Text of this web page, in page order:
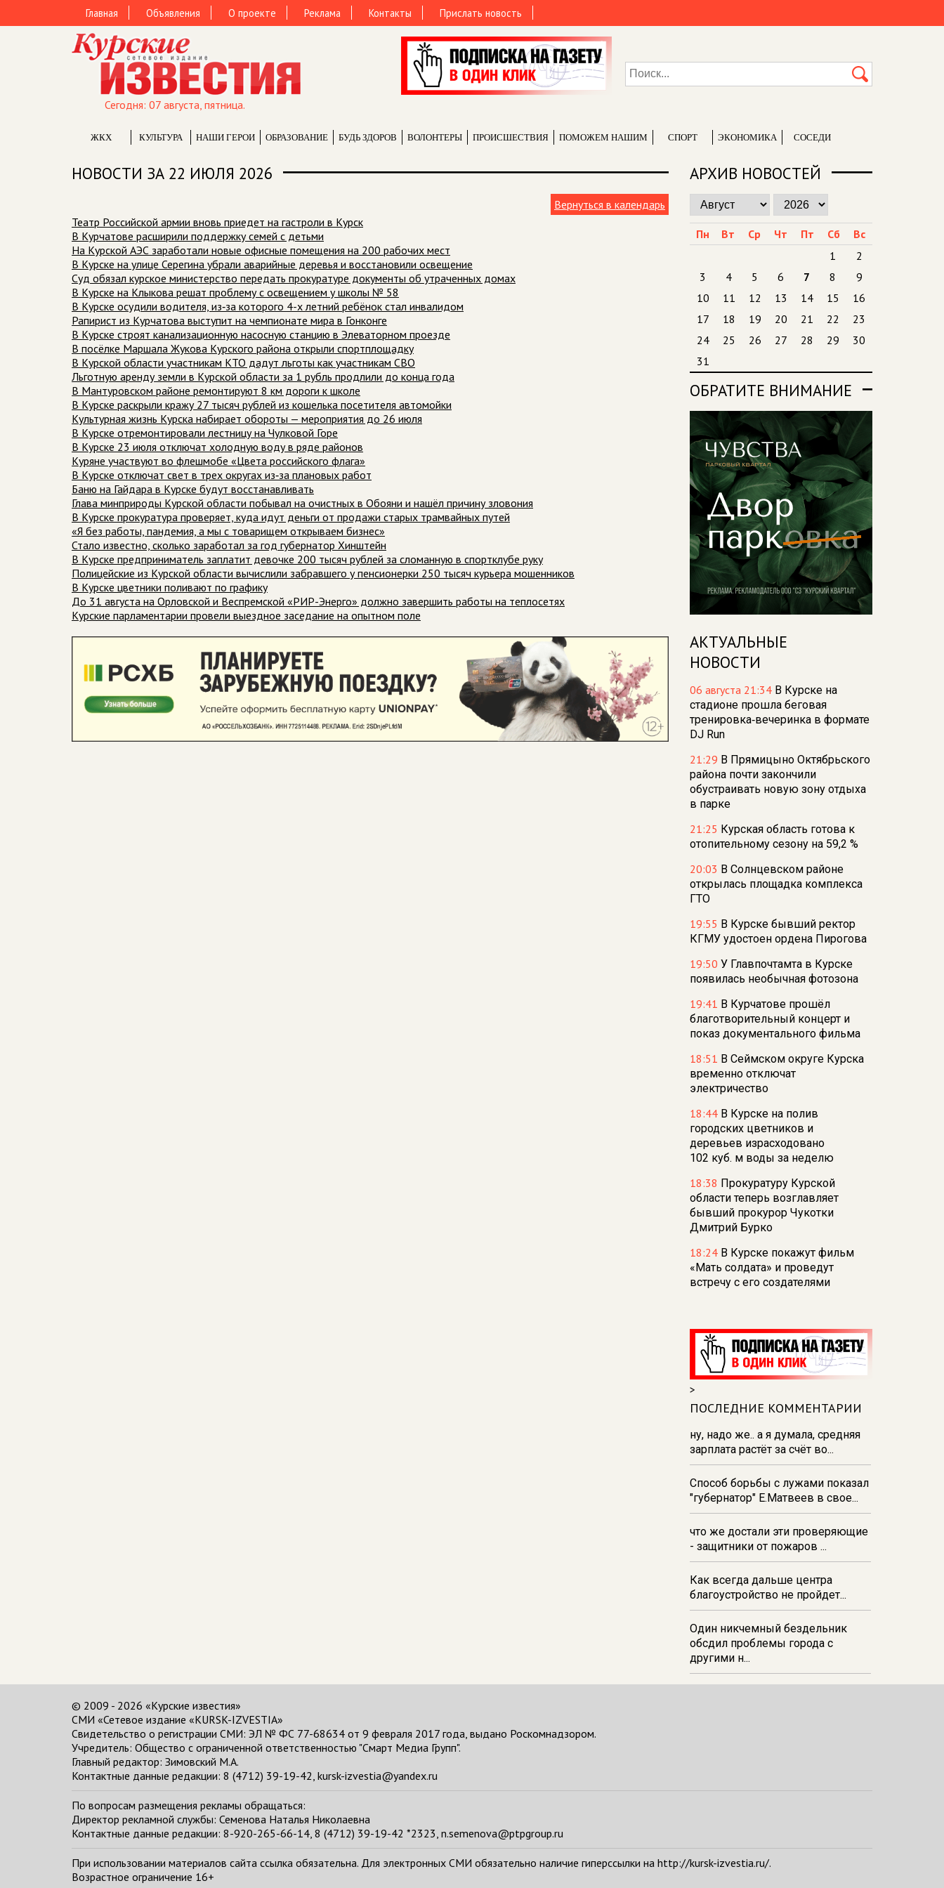
Главная Объявления О проекте Реклама Контакты Прислать новость
Сегодня: 07 августа, пятница.
ЖКХ КУЛЬТУРА НАШИ ГЕРОИ ОБРАЗОВАНИЕ БУДЬ ЗДОРОВ ВОЛОНТЕРЫ ПРОИCШЕСТВИЯ ПОМОЖЕМ НАШИМ СПОРТ ЭКОНОМИКА СОСЕДИ
НОВОСТИ ЗА 22 ИЮЛЯ 2026
Вернуться в календарь
Театр Российской армии вновь приедет на гастроли в Курск
В Курчатове расширили поддержку семей с детьми
На Курской АЭС заработали новые офисные помещения на 200 рабочих мест
В Курске на улице Серегина убрали аварийные деревья и восстановили освещение
Суд обязал курское министерство передать прокуратуре документы об утраченных домах
В Курске на Клыкова решат проблему с освещением у школы № 58
В Курске осудили водителя, из‑за которого 4-х летний ребёнок стал инвалидом
Рапирист из Курчатова выступит на чемпионате мира в Гонконге
В Курске строят канализационную насосную станцию в Элеваторном проезде
В посёлке Маршала Жукова Курского района открыли спортплощадку
В Курской области участникам КТО дадут льготы как участникам СВО
Льготную аренду земли в Курской области за 1 рубль продлили до конца года
В Мантуровском районе ремонтируют 8 км дороги к школе
В Курске раскрыли кражу 27 тысяч рублей из кошелька посетителя автомойки
Культурная жизнь Курска набирает обороты — мероприятия до 26 июля
В Курске отремонтировали лестницу на Чулковой Горе
В Курске 23 июля отключат холодную воду в ряде районов
Куряне участвуют во флешмобе «Цвета российского флага»
В Курске отключат свет в трех округах из‑за плановых работ
Баню на Гайдара в Курске будут восстанавливать
Глава минприроды Курской области побывал на очистных в Обояни и нашёл причину зловония
В Курске прокуратура проверяет, куда идут деньги от продажи старых трамвайных путей
«Я без работы, пандемия, а мы с товарищем открываем бизнес»
Стало известно, сколько заработал за год губернатор Хинштейн
В Курске предприниматель заплатит девочке 200 тысяч рублей за сломанную в спортклубе руку
Полицейские из Курской области вычислили забравшего у пенсионерки 250 тысяч курьера мошенников
В Курске цветники поливают по графику
До 31 августа на Орловской и Веспремской «РИР-Энерго» должно завершить работы на теплосетях
Курские парламентарии провели выездное заседание на опытном поле
АРХИВ НОВОСТЕЙ
Пн Вт Ср Чт Пт Сб
Вс
1
2
3
4 5 6 7 8
9
10
11 12 13 14 15
16
17
18 19 20 21 22
23
24
25 26 27 28 29
30
31
ОБРАТИТЕ ВНИМАНИЕ
АКТУАЛЬНЫЕ
НОВОСТИ
06 августа 21:34 В Курске на
стадионе прошла беговая
тренировка‑вечеринка в формате
DJ Run
21:29 В Прямицыно Октябрьского
района почти закончили
обустраивать новую зону отдыха
в парке
21:25 Курская область готова к
отопительному сезону на 59,2 %
20:03 В Солнцевском районе
открылась площадка комплекса
ГТО
19:55 В Курске бывший ректор
КГМУ удостоен ордена Пирогова
19:50 У Главпочтамта в Курске
появилась необычная фотозона
19:41 В Курчатове прошёл
благотворительный концерт и
показ документального фильма
18:51 В Сеймском округе Курска
временно отключат
электричество
18:44 В Курске на полив
городских цветников и
деревьев израсходовано
102 куб. м воды за неделю
18:38 Прокуратуру Курской
области теперь возглавляет
бывший прокурор Чукотки
Дмитрий Бурко
18:24 В Курске покажут фильм
«Мать солдата» и проведут
встречу с его создателями
из‑за проблем с водоснабжением
17:23
В Курске установили две
камеры ПДД на превышение
скорости
16:55В Курске жителя
Тюменской области осудили за
незаконную перевозку
взрывчатки
16:47В Курске капремонт дорог
выполнен на 54%
>
ПОСЛЕДНИЕ КОММЕНТАРИИ
ну, надо же.. а я думала, средняя
зарплата растёт за счёт во...
Способ борьбы с лужами показал
"губернатор" Е.Матвеев в свое...
что же достали эти проверяющие
- защитники от пожаров ...
Как всегда дальше центра
благоустройство не пройдет...
Один никчемный бездельник
обсдил проблемы города с
другими н...
© 2009 - 2026 «Курские известия»
СМИ «Сетевое издание «KURSK-IZVESTIA»
Свидетельство о регистрации СМИ: ЭЛ № ФС 77-68634 от 9 февраля 2017 года, выдано Роскомнадзором.
Учредитель: Общество с ограниченной ответственностью "Смарт Медиа Групп".
Главный редактор: Зимовский М.А.
Контактные данные редакции: 8 (4712) 39-19-42, kursk-izvestia@yandex.ru
По вопросам размещения рекламы обращаться:
Директор рекламной службы: Семенова Наталья Николаевна
Контактные данные редакции: 8-920-265-66-14, 8 (4712) 39-19-42 *2323, n.semenova@ptpgroup.ru
При использовании материалов сайта ссылка обязательна. Для электронных СМИ обязательно наличие гиперссылки на http://kursk-izvestia.ru/.
Возрастное ограничение 16+